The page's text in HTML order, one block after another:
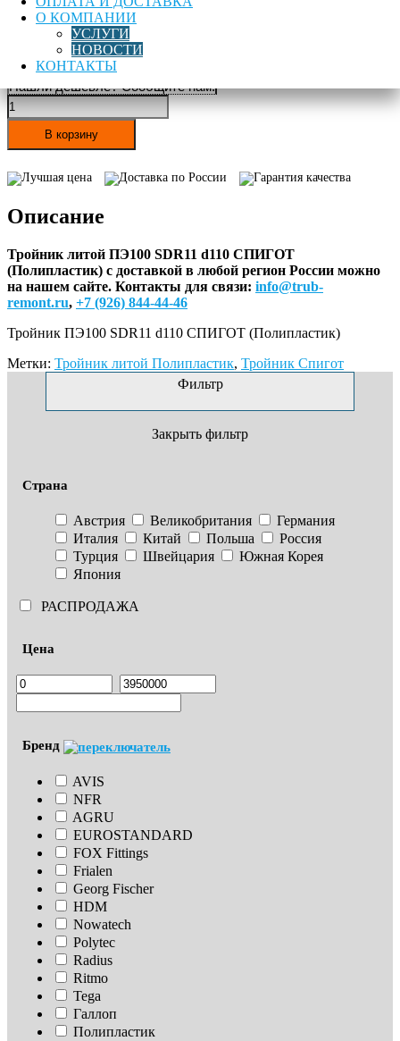
О КОМПАНИИ
УСЛУГИ
НОВОСТИ
КОНТАКТЫ
ГАЗСЕРТ
1 785,00руб
Нашли дешевле? Сообщите нам!
Количество
товара
Тройник
ПЭ100
d110
(Полипластик)
В корзину
Лучшая цена Доставка по России Гарантия качества
Описание
Тройник литой ПЭ100 SDR11 d110 СПИГОТ
(Полипластик) с доставкой в любой регион России можно
на нашем сайте. Контакты для связи: info@trub-
remont.ru, +7 (926) 844-44-46
Тройник ПЭ100 SDR11 d110 СПИГОТ (Полипластик)
Метки: Тройник литой Полипластик, Тройник Спигот
Фильтр
Закрыть фильтр
Страна
Австрия Великобритания
Германия
Италия
Китай Польша
Россия
Турция
Швейцария
Южная Корея
Япония
РАСПРОДАЖА
Цена
Бренд
AVIS
NFR
AGRU
EUROSTANDARD
FOX Fittings
Frialen
Georg Fischer
HDM
Nowatech
Polytec
Radius
Ritmo
Tega
Галлоп
Полипластик